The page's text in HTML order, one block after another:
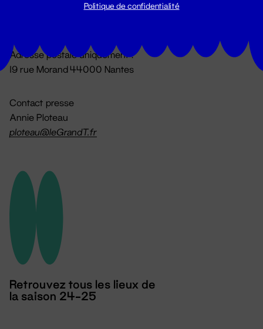
Du lundi au vendredi 14h → 18h
Adresse postale uniquement :
19 rue Morand 44000 Nantes
Contact presse
Annie Ploteau
ploteau@leGrandT.fr
Retrouvez tous les lieux de
la saison 24-25
Politique de confidentialité